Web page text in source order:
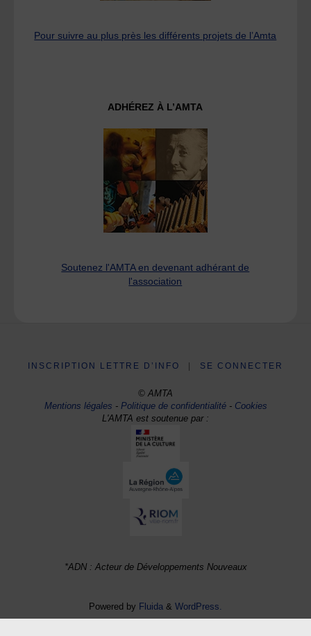
Pour suivre au plus près les différents projets de l’Amta
ADHÉREZ À L’AMTA
Soutenez l'AMTA en devenant adhérant de
l'association
INSCRIPTION LETTRE D’INFO SE CONNECTER
© AMTA
Mentions légales -Politique de confidentialité- Cookies
L'AMTA est soutenue par :
*ADN : Acteur de Développements Nouveaux
Powered by Fluida & WordPress.